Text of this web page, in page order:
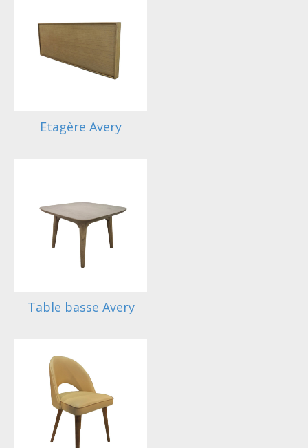
Etagère Avery
Table basse Avery